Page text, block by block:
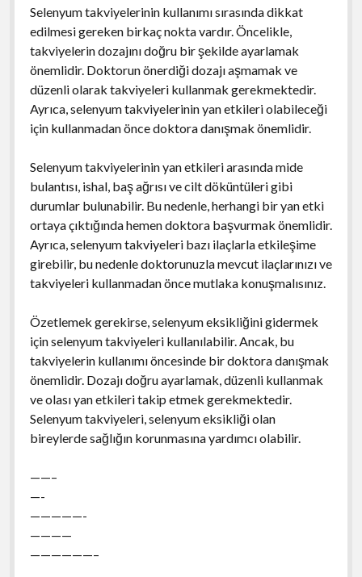
Selenyum takviyelerinin kullanımı sırasında dikkat
edilmesi gereken birkaç nokta vardır. Öncelikle,
takviyelerin dozajını doğru bir şekilde ayarlamak
önemlidir. Doktorun önerdiği dozajı aşmamak ve
düzenli olarak takviyeleri kullanmak gerekmektedir.
Ayrıca, selenyum takviyelerinin yan etkileri olabileceği
için kullanmadan önce doktora danışmak önemlidir.
Selenyum takviyelerinin yan etkileri arasında mide
bulantısı, ishal, baş ağrısı ve cilt döküntüleri gibi
durumlar bulunabilir. Bu nedenle, herhangi bir yan etki
ortaya çıktığında hemen doktora başvurmak önemlidir.
Ayrıca, selenyum takviyeleri bazı ilaçlarla etkileşime
girebilir, bu nedenle doktorunuzla mevcut ilaçlarınızı ve
takviyeleri kullanmadan önce mutlaka konuşmalısınız.
Özetlemek gerekirse, selenyum eksikliğini gidermek
için selenyum takviyeleri kullanılabilir. Ancak, bu
takviyelerin kullanımı öncesinde bir doktora danışmak
önemlidir. Dozajı doğru ayarlamak, düzenli kullanmak
ve olası yan etkileri takip etmek gerekmektedir.
Selenyum takviyeleri, selenyum eksikliği olan
bireylerde sağlığın korunmasına yardımcı olabilir.
——–
—-
—————-
————
——————–